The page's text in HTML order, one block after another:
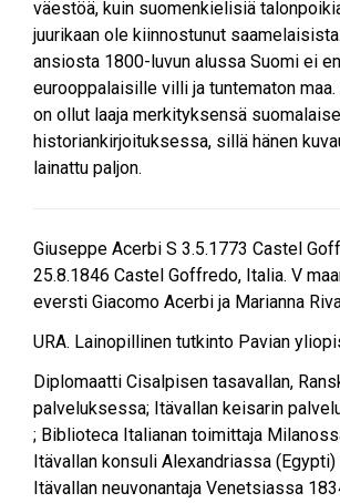
väestöä, kuin suomenkielisiä
juurikaan ole kiinnostunut
ansiosta 1800-luvun alussa Suomi ei
eurooppalaisille villi ja tuntematon
on ollut laaja merkityksensä
historiankirjoituksessa, sillä hänen
lainattu paljon.
Giuseppe Acerbi S 3.5.1773 Castel
25.8.1846 Castel Goffredo, Italia. V
eversti Giacomo Acerbi ja Marianna
URA. Lainopillinen tutkinto Pavian
Diplomaatti Cisalpisen tasavallan,
palveluksessa; Itävallan keisarin
; Biblioteca Italianan toimittaja
Itävallan konsuli Alexandriassa
Itävallan neuvonantaja Venetsiassa